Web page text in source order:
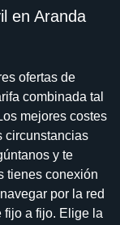
en Aranda
ofertas de
combinada tal
mejores costes
circunstancias
y te
tienes conexión
por la red
fijo a fijo. Elige la